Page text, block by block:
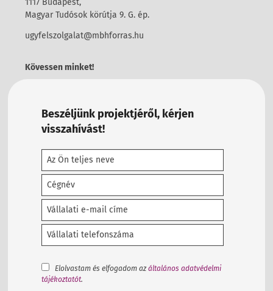
1117 Budapest,
Magyar Tudósok körútja 9. G. ép.
ugyfelszolgalat@mbhforras.hu
Kövessen minket!
Beszéljünk projektjéről, kérjen
visszahívást!
Elolvastam és elfogadom azáltalános adatvédelmi
tájékoztatót.